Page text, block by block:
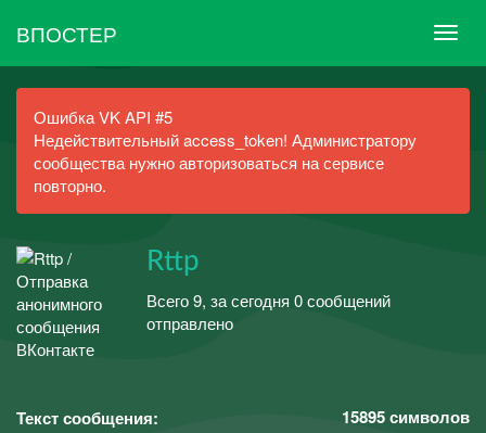
ВПОСТЕР
Ошибка VK API #5
Недействительный access_token! Администратору
сообщества нужно авторизоваться на сервисе
повторно.
Rttp
Всего 9, за сегодня 0 сообщений
отправлено
Текст сообщения: 15895символов